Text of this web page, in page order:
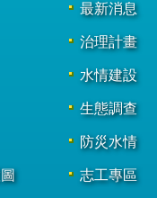
最新消息
治理計畫
水情建設
生態調查
防災水情
志工專區